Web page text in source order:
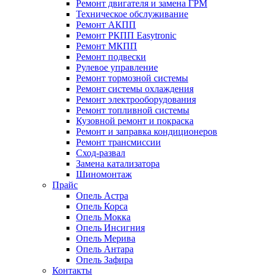
Ремонт двигателя и замена ГРМ
Техническое обслуживание
Ремонт АКПП
Ремонт РКПП Easytronic
Ремонт МКПП
Ремонт подвески
Рулевое управление
Ремонт тормозной системы
Ремонт системы охлаждения
Ремонт электрооборудования
Ремонт топливной системы
Кузовной ремонт и покраска
Ремонт и заправка кондиционеров
Ремонт трансмиссии
Сход-развал
Замена катализатора
Шиномонтаж
Прайс
Опель Астра
Опель Корса
Опель Мокка
Опель Инсигния
Опель Мерива
Опель Антара
Опель Зафира
Контакты